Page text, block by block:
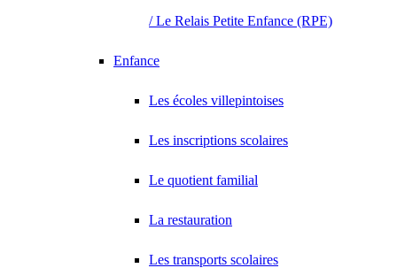
/ Le Relais Petite Enfance (RPE)
Enfance
Les écoles villepintoises
Les inscriptions scolaires
Le quotient familial
La restauration
Les transports scolaires